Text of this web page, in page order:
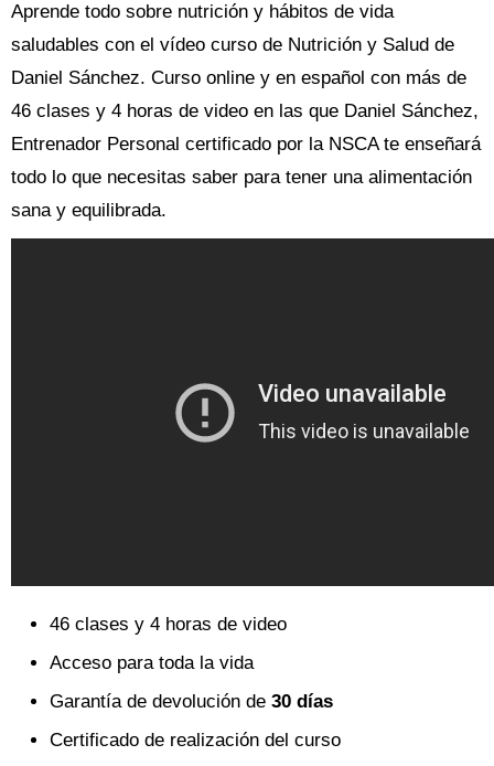
Aprende todo sobre nutrición y hábitos de vida
saludables con el vídeo curso de Nutrición y Salud de
Daniel Sánchez. Curso online y en español con más de
46 clases y 4 horas de video en las que Daniel Sánchez,
Entrenador Personal certificado por la NSCA te enseñará
todo lo que necesitas saber para tener una alimentación
sana y equilibrada.
46 clases y 4 horas de video
Acceso para toda la vida
Garantía de devolución de 30 días
Certificado de realización del curso